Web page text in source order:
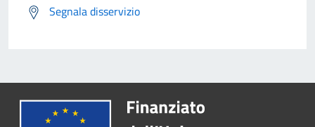
Segnala disservizio